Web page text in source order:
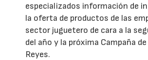
especializados información de
la oferta de productos de las
sector juguetero de cara a la
del año y la próxima Campaña
Reyes.